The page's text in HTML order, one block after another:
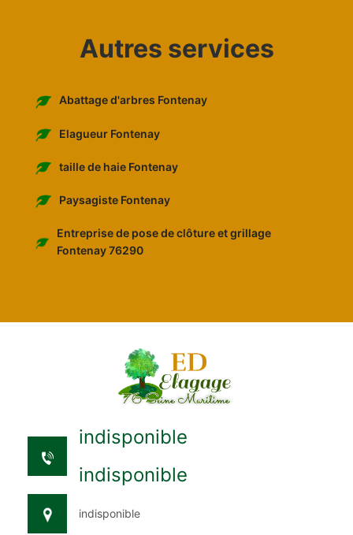
Autres services
Abattage d'arbres Fontenay
Elagueur Fontenay
taille de haie Fontenay
Paysagiste Fontenay
Entreprise de pose de clôture et grillage
Fontenay 76290
indisponible
indisponible
indisponible